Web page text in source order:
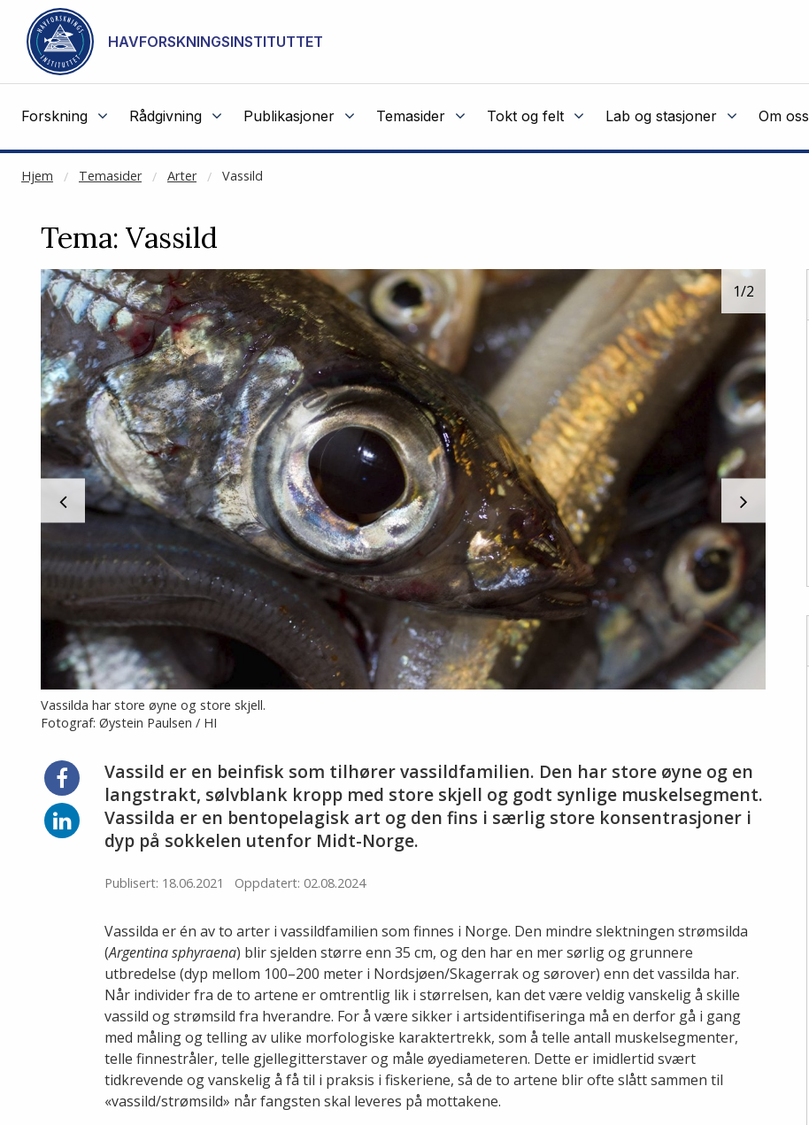
Gå til hovedinnhold
HAVFORSKNINGSINSTITUTTET
Forskning Rådgivning Publikasjoner Temasider Tokt og felt Lab og stasjoner Om oss
Hjem Temasider Arter Vassild
NOT CACHED
Tema: Vassild
Vassilda har store øyne og store skjell.
Fotograf: Øystein Paulsen / HI
1/2
Vassild er en beinfisk som tilhører vassildfamilien. Den har store øyne og en
langstrakt, sølvblank kropp med store skjell og godt synlige muskelsegment.
Vassilda er en bentopelagisk art og den fins i særlig store konsentrasjoner i
dyp på sokkelen utenfor Midt-Norge.
Publisert: 18.06.2021 Oppdatert: 02.08.2024
Vassilda er én av to arter i vassildfamilien som finnes i Norge. Den mindre slektningen strømsilda
(Argentina sphyraena) blir sjelden større enn 35 cm, og den har en mer sørlig og grunnere
utbredelse (dyp mellom 100–200 meter i Nordsjøen/Skagerrak og sørover) enn det vassilda har.
Når individer fra de to artene er omtrentlig lik i størrelsen, kan det være veldig vanskelig å skille
vassild og strømsild fra hverandre. For å være sikker i artsidentifiseringa må en derfor gå i gang
med måling og telling av ulike morfologiske karaktertrekk, som å telle antall muskelsegmenter,
telle finnestråler, telle gjellegitterstaver og måle øyediameteren. Dette er imidlertid svært
tidkrevende og vanskelig å få til i praksis i fiskeriene, så de to artene blir ofte slått sammen til
«vassild/strømsild» når fangsten skal leveres på mottakene.
Del
på
Facebook
Del
på
LinkedIn